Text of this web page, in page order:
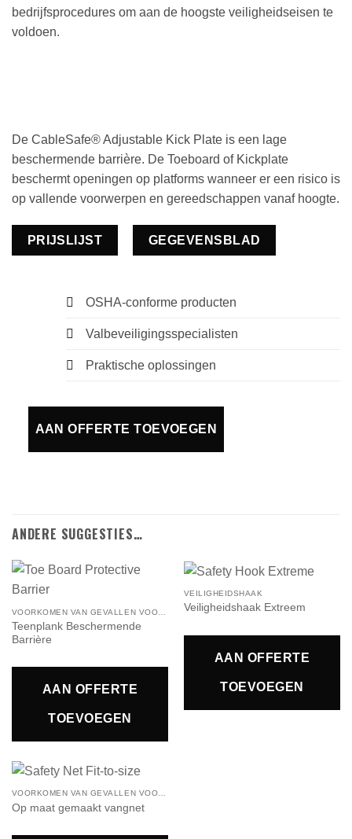
bedrijfsprocedures om aan de hoogste veiligheidseisen te
voldoen.
De CableSafe® Adjustable Kick Plate is een lage
beschermende barrière. De Toeboard of Kickplate
beschermt openingen op platforms wanneer er een risico is
op vallende voorwerpen en gereedschappen vanaf hoogte.
PRIJSLIJST GEGEVENSBLAD
OSHA-conforme producten
Valbeveiligingsspecialisten
Praktische oplossingen
AAN OFFERTE TOEVOEGEN
ANDERE SUGGESTIES…
Teenplank Beschermende
Barrière
AAN OFFERTE
TOEVOEGEN
VEILIGHEIDSHAAK
Veiligheidshaak Extreem
AAN OFFERTE
TOEVOEGEN
VOORKOMEN VAN GEVALLEN VOORWERPEN
Op maat gemaakt vangnet